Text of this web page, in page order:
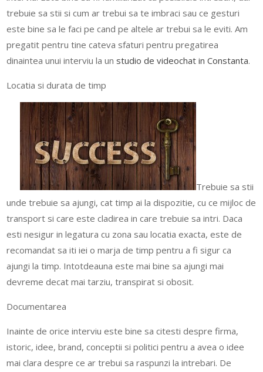
trebuie sa stii si cum ar trebui sa te imbraci sau ce gesturi
este bine sa le faci pe cand pe altele ar trebui sa le eviti. Am
pregatit pentru tine cateva sfaturi pentru pregatirea
dinaintea unui interviu la unstudio de videochat in Constanta.
Locatia si durata de timp
Trebuie sa stii
unde trebuie sa ajungi, cat timp ai la dispozitie, cu ce mijloc de
transport si care este cladirea in care trebuie sa intri. Daca
esti nesigur in legatura cu zona sau locatia exacta, este de
recomandat sa iti iei o marja de timp pentru a fi sigur ca
ajungi la timp. Intotdeauna este mai bine sa ajungi mai
devreme decat mai tarziu, transpirat si obosit.
Documentarea
Inainte de orice interviu este bine sa citesti despre firma,
istoric, idee, brand, conceptii si politici pentru a avea o idee
mai clara despre ce ar trebui sa raspunzi la intrebari. De